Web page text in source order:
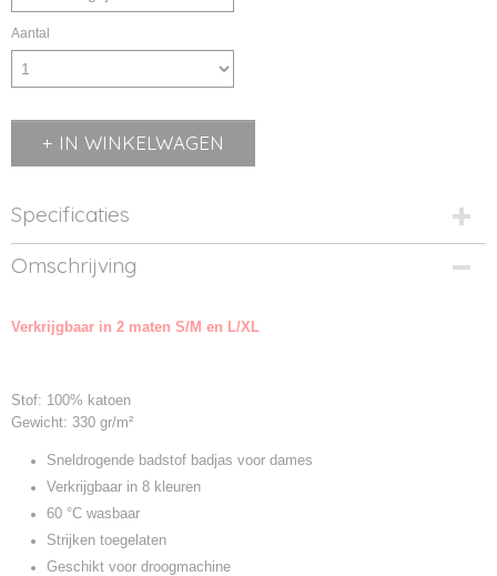
Aantal
IN WINKELWAGEN
Specificaties
Productcode
BD965-1
BR5004
Omschrijving
Verkrijgbaar in 2 maten S/M en L/XL
Stof: 100% katoen
Gewicht: 330 gr/m²
Sneldrogende badstof badjas voor dames
Verkrijgbaar in 8 kleuren
60 °C wasbaar
Strijken toegelaten
Geschikt voor droogmachine